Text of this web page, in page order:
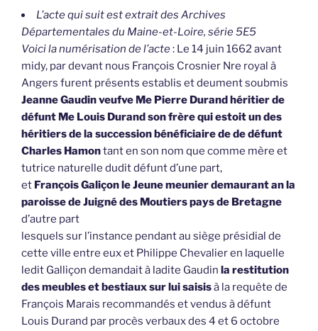
L’acte qui suit est extrait des Archives
Départementales du Maine-et-Loire, série 5E5
Voici la numérisation de l’acte: Le 14 juin 1662 avant
midy, par devant nous François Crosnier Nre royal à
Angers furent présents establis et deument soubmis
Jeanne Gaudin veufve Me Pierre Durand héritier de
défunt Me Louis Durand son frère qui estoit un des
héritiers de la succession bénéficiaire de de défunt
Charles Hamontant en son nom que comme mère et
tutrice naturelle dudit défunt d’une part,
et François Galiçon le Jeune meunier demaurant an la
paroisse de Juigné des Moutiers pays de Bretagne
d’autre part
lesquels sur l’instance pendant au siège présidial de
cette ville entre eux et Philippe Chevalier en laquelle
ledit Galliçon demandait à ladite Gaudin la restitution
des meubles et bestiaux sur lui saisisà la requête de
François Marais recommandés et vendus à défunt
Louis Durand par procès verbaux des 4 et 6 octobre